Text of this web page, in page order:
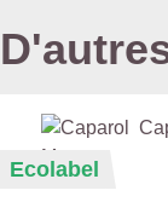
Ecolabel